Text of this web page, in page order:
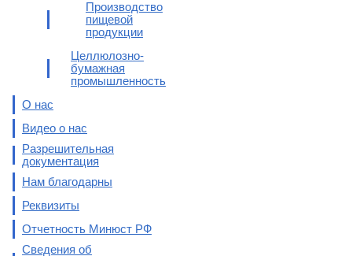
Производство
пищевой
продукции
Целлюлозно-
бумажная
промышленность
О нас
Видео о нас
Разрешительная
документация
Нам благодарны
Реквизиты
Отчетность Минюст РФ
Сведения об